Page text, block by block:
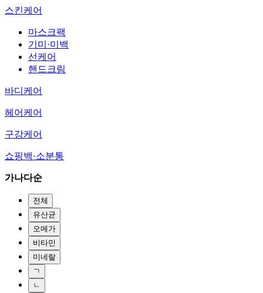
스킨케어
마스크팩
기미·미백
선케어
핸드크림
바디케어
헤어케어
구강케어
쇼핑백·소분통
가나다순
전체
유산균
오메가
비타민
미네랄
ㄱ
ㄴ